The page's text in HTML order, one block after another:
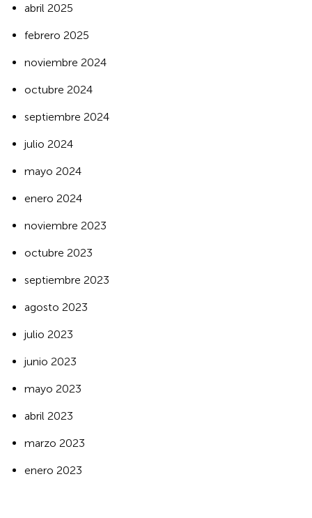
abril 2025
febrero 2025
noviembre 2024
octubre 2024
septiembre 2024
julio 2024
mayo 2024
enero 2024
noviembre 2023
octubre 2023
septiembre 2023
agosto 2023
julio 2023
junio 2023
mayo 2023
abril 2023
marzo 2023
enero 2023